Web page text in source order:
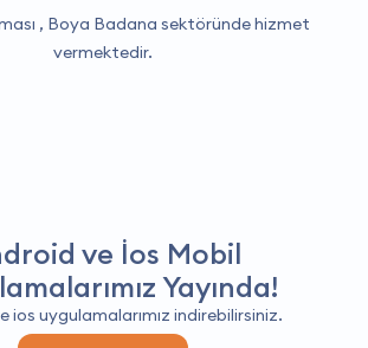
, Boya Badana sektöründe hizmet
vermektedir.
ve İos Mobil
Yayında!
ios uygulamalarımız indirebilirsiniz.